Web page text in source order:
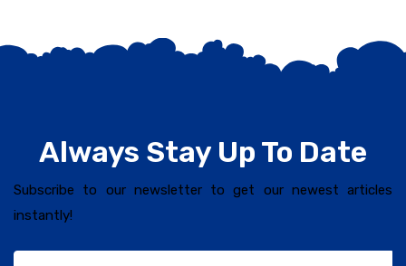
Always Stay Up To Date
Subscribe to our newsletter to get our newest articles
instantly!